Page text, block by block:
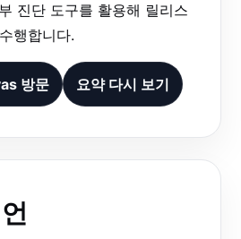
진단 도구를 활용해 릴리스
행합니다.
방문 요약 다시 보기